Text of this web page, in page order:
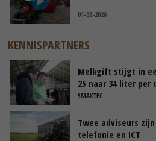
01-08-2026
KENNISPARTNERS
Melkgift stijgt in
25 naar 34 liter per
SMAXTEC
Twee adviseurs
telefonie en ICT